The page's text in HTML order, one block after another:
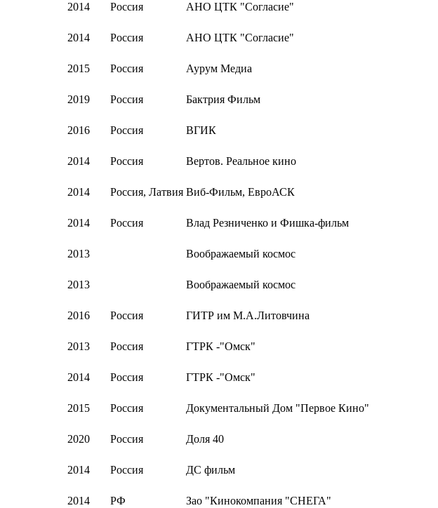
2014 Россия АНО ЦТК "Согласие"
2014 Россия АНО ЦТК "Согласие"
2015 Россия Аурум Медиа
2019 Россия Бактрия Фильм
2016 Россия ВГИК
2014 Россия Вертов. Реальное кино
2014 Россия, Латвия Виб-Фильм, ЕвроАСК
2014 Россия Влад Резниченко и Фишка-фильм
2013 Воображаемый космос
2013 Воображаемый космос
2016 Россия ГИТР им М.А.Литовчина
2013 Россия ГТРК -"Омск"
2014 Россия ГТРК -"Омск"
2015 Россия Документальный Дом "Первое Кино"
2020 Россия Доля 40
2014 Россия ДС фильм
2014 РФ Зао "Кинокомпания "СНЕГА"